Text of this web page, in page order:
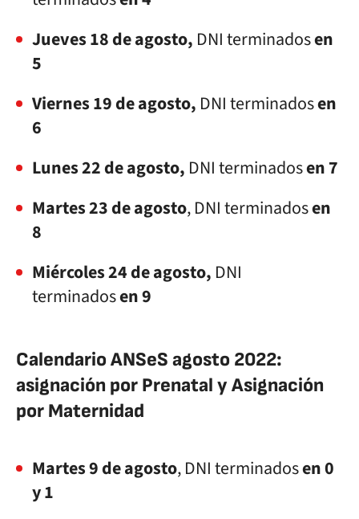
Jueves 18 de agosto, DNI terminadosen
5
Viernes 19 de agosto, DNI terminadosen
6
Lunes 22 de agosto, DNI terminadosen 7
Martes 23 de agosto, DNI terminadosen
8
Miércoles 24 de agosto, DNI
terminadosen 9
Calendario ANSeS agosto 2022:
asignación por Prenatal y Asignación
por Maternidad
Martes 9 de agosto, DNI terminadosen 0
y 1